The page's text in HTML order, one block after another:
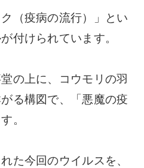
（疫病の流行）」とい
付けられています。
の上に、コウモリの羽
る構図で、「悪魔の疫
。
た今回のウイルスを、